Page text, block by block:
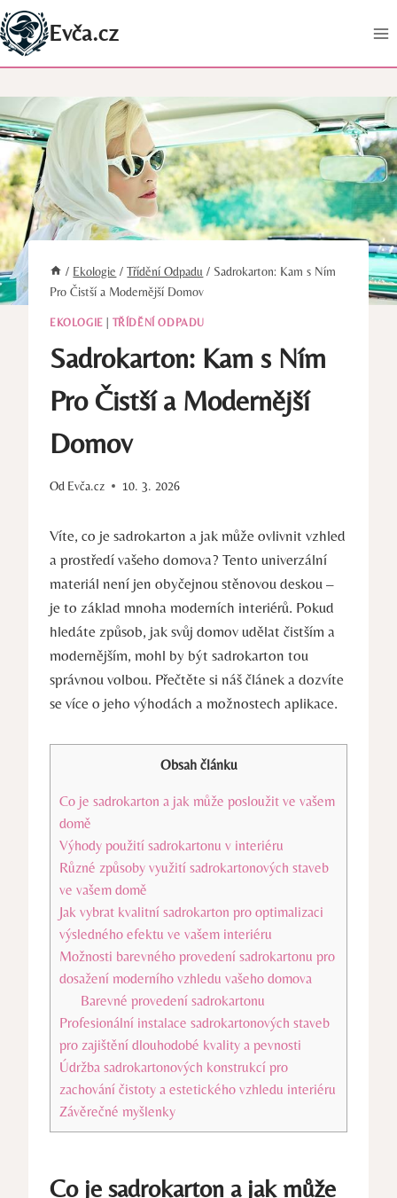
Přeskočit
na
obsah
Evča.cz
/ Ekologie / Třídění Odpadu / Sadrokarton: Kam s Ním
Pro Čistší a Modernější Domov
EKOLOGIE TŘÍDĚNÍ ODPADU
Sadrokarton: Kam s Ním
Pro Čistší a Modernější
Domov
Od Evča.cz 10. 3. 2026
Víte, co je sadrokarton a jak může ovlivnit vzhled
a prostředí vašeho domova? Tento univerzální
materiál není jen obyčejnou stěnovou deskou –
je to základ mnoha moderních interiérů. Pokud
hledáte způsob, jak svůj domov udělat čistším a
modernějším, mohl by být sadrokarton tou
správnou volbou. Přečtěte si náš článek a dozvíte
se více o jeho výhodách a možnostech aplikace.
Obsah článku
Co je sadrokarton a jak může posloužit ve vašem
domě
Výhody použití sadrokartonu v interiéru
Různé způsoby využití sadrokartonových staveb
ve vašem domě
Jak vybrat kvalitní sadrokarton pro optimalizaci
výsledného efektu ve vašem interiéru
Možnosti barevného provedení sadrokartonu pro
dosažení moderního vzhledu vašeho domova
Barevné provedení sadrokartonu
Profesionální instalace sadrokartonových staveb
pro zajištění dlouhodobé kvality a pevnosti
Údržba sadrokartonových konstrukcí pro
zachování čistoty a estetického vzhledu interiéru
Závěrečné myšlenky
Co je sadrokarton a jak může